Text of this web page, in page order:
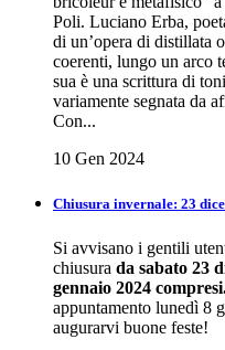
Poli. Luciano Erba,
di un’opera di distillata
coerenti, lungo un arco
sua è una scrittura di
variamente segnata da
Con...
10 Gen 2024
Chiusura invernale: 23
Si avvisano i gentili
chiusura da sabato 23
gennaio 2024
appuntamento lunedì 8
augurarvi buone feste!